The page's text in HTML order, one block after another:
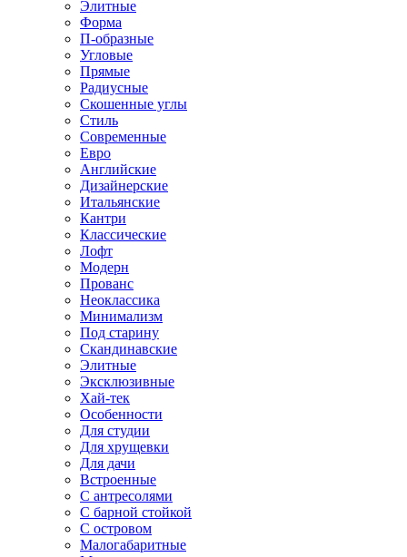
Элитные
Форма
П-образные
Угловые
Прямые
Радиусные
Скошенные углы
Стиль
Современные
Евро
Английские
Дизайнерские
Итальянские
Кантри
Классические
Лофт
Модерн
Прованс
Неоклассика
Минимализм
Под старину
Скандинавские
Элитные
Эксклюзивные
Хай-тек
Особенности
Для студии
Для хрущевки
Для дачи
Встроенные
С антресолями
С барной стойкой
С островом
Малогабаритные